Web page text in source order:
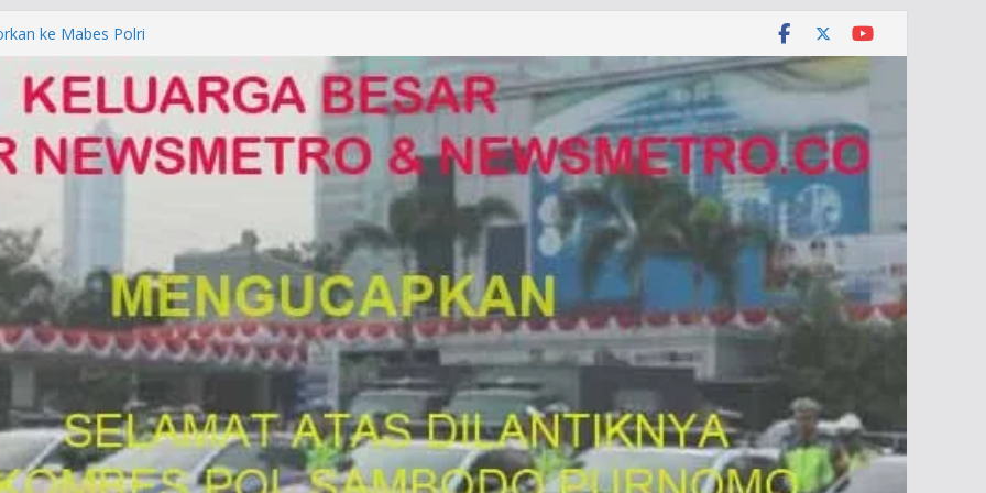
ke Mabes Polri
Palsu, Kapolres
PUNGLI SIM
Alam di Jawa Barat yang
KUHAP Baru 2026, Tegaskan
Dipidana
DENPASAR DAN
POLDA BALI DIDUGA